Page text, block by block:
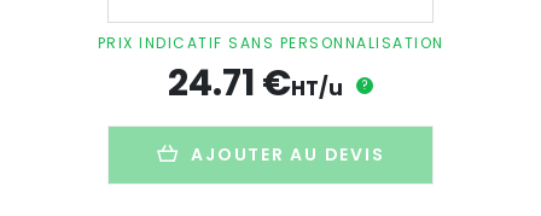
à
barbecue
personnalisé
-
PRIX INDICATIF SANS PERSONNALISATION
24.71€HT/u ?
AJOUTER AU DEVIS